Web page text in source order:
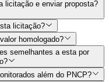
licitação e enviar proposta?
licitação?
homologado?
semelhantes a esta por
além do PNCP?